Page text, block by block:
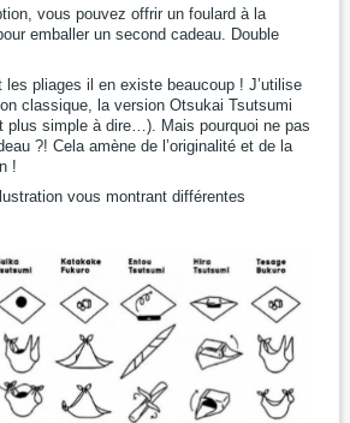
pouvez offrir un foulard à la
emballer un second cadeau. Double
il en existe beaucoup ! J’utilise
classique, la version Otsukai Tsutsumi
plus simple à dire…). Mais pourquoi ne pas
?! Cela amène de l’originalité et de la
!
vous montrant différentes